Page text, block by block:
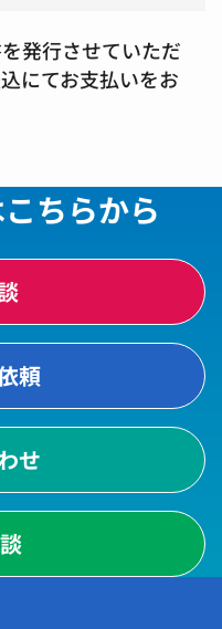
発行させていただ
にてお支払いをお
ちらから
頼
せ